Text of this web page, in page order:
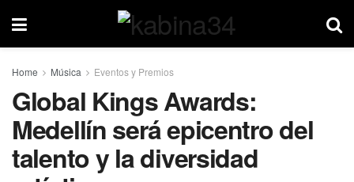
Home Música Eventos y Premios
Global Kings Awards:
Medellín será epicentro del
talento y la diversidad